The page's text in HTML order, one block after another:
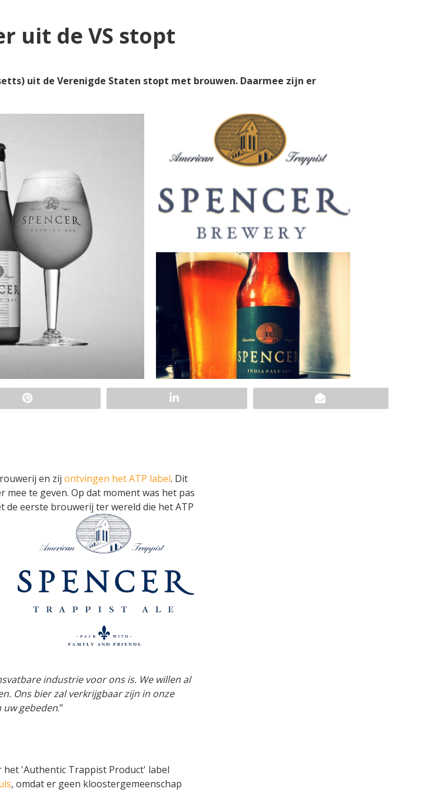
uit de VS stopt
uit de Verenigde Staten stopt met brouwen. Daarmee zijn er
en zij ontvingen het ATP label. Dit
te geven. Op dat moment was het pas
de eerste brouwerij ter wereld die het ATP
industrie voor ons is. We willen al
Ons bier zal verkrijgbaar zijn in onze
gebeden."
'Authentic Trappist Product' label
, omdat er geen kloostergemeenschap